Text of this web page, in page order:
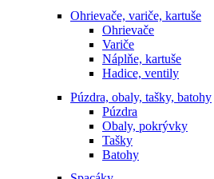
Ohrievače, variče, kartuše
Ohrievače
Variče
Náplňe, kartuše
Hadice, ventily
Púzdra, obaly, tašky, batohy
Púzdra
Obaly, pokrývky
Tašky
Batohy